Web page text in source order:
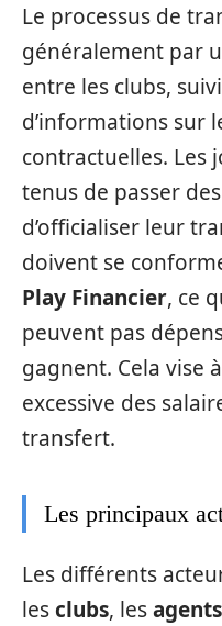
Le processus de
généralement par
entre les clubs,
d’informations sur
contractuelles. Les
tenus de passer
d’officialiser leur
doivent se
Play Financier, ce
peuvent pas
gagnent. Cela vise
excessive des
transfert.
Les principaux
Les différents
lesclubs, lesagents